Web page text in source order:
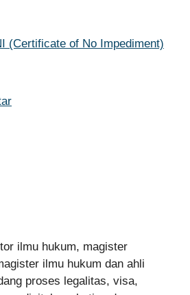
(Certificate of No Impediment)
ilmu hukum, magister
ilmu hukum dan ahli
proses legalitas, visa,